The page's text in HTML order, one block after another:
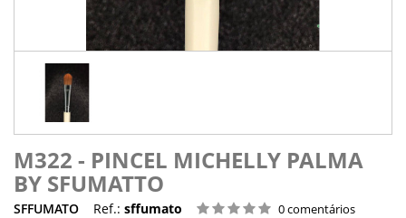
M322 - PINCEL MICHELLY PALMA
BY SFUMATTO
SFFUMATO Ref.: sffumato 0 comentários